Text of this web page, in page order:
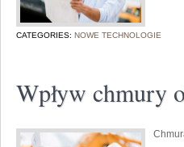
CATEGORIES: NOWE TECHNOLOGIE
Wpływ chmury